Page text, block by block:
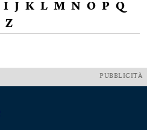
I J K L M N O P Q
Z
PUBBLICITÀ